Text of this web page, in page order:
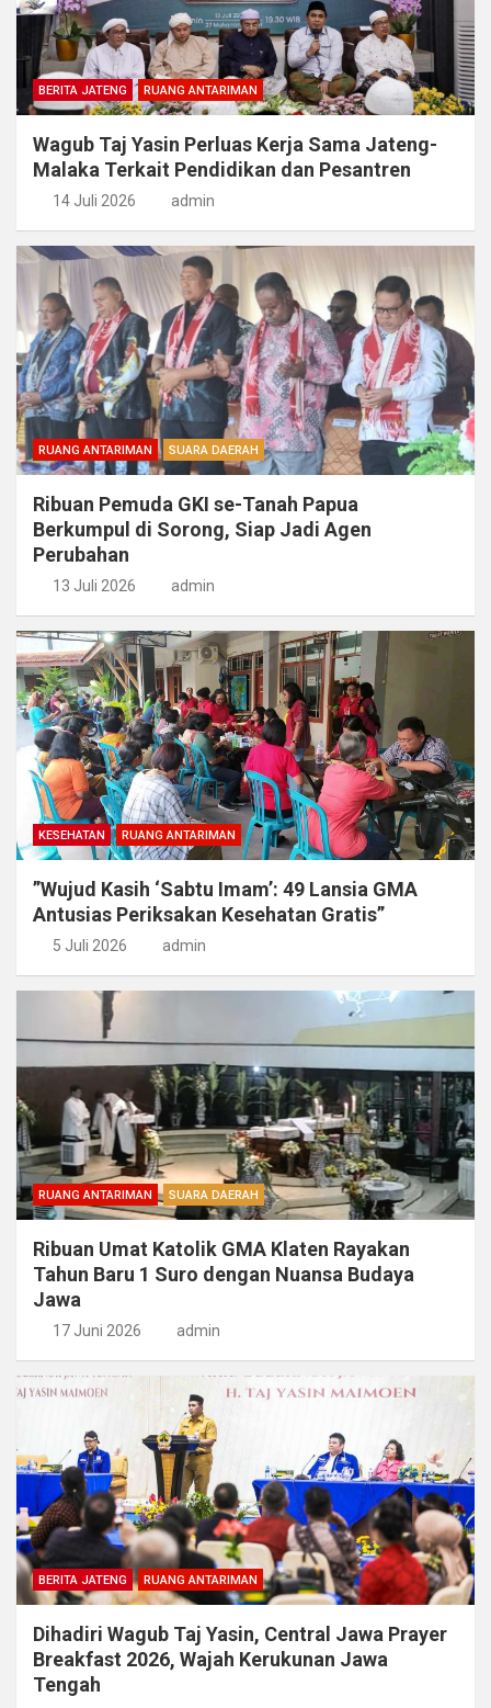
BERITA JATENG RUANG ANTARIMAN
Wagub Taj Yasin Perluas Kerja Sama Jateng-
Malaka Terkait Pendidikan dan Pesantren
14 Juli 2026 admin
RUANG ANTARIMAN SUARA DAERAH
Ribuan Pemuda GKI se-Tanah Papua
Berkumpul di Sorong, Siap Jadi Agen
Perubahan
13 Juli 2026 admin
KESEHATAN RUANG ANTARIMAN
​”Wujud Kasih ‘Sabtu Imam’: 49 Lansia GMA
Antusias Periksakan Kesehatan Gratis”
5 Juli 2026 admin
RUANG ANTARIMAN SUARA DAERAH
Ribuan Umat Katolik GMA Klaten Rayakan
Tahun Baru 1 Suro dengan Nuansa Budaya
Jawa
17 Juni 2026 admin
BERITA JATENG RUANG ANTARIMAN
Dihadiri Wagub Taj Yasin, Central Jawa Prayer
Breakfast 2026, Wajah Kerukunan Jawa
Tengah